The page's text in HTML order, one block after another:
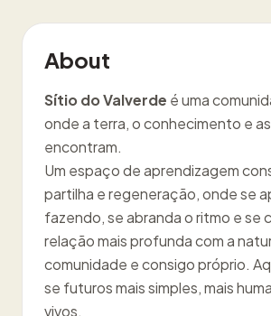
About
Sítio do Valverde é uma
onde a terra, o conhecimento e
encontram.
Um espaço de aprendizagem
partilha e regeneração, onde se
fazendo, se abranda o ritmo e se
relação mais profunda com a
comunidade e consigo próprio.
se futuros mais simples, mais
vivos.